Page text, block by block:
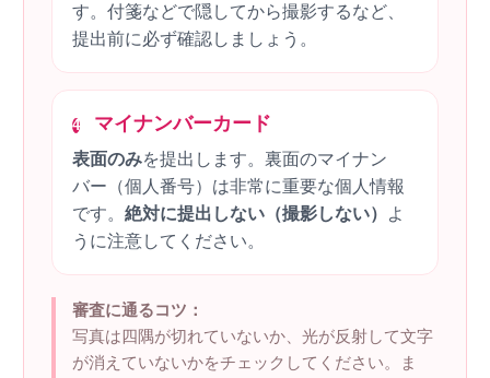
す。付箋などで隠してから撮影するなど、
提出前に必ず確認しましょう。
4 マイナンバーカード
表面のみを提出します。裏面のマイナン
バー（個人番号）は非常に重要な個人情報
です。 絶対に提出しない（撮影しない）
よ
うに注意してください。
審査に通るコツ：
写真は四隅が切れていないか、光が反射して文字
が消えていないかをチェックしてください。ま